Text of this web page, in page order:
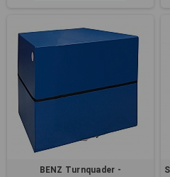
BENZ Turnquader -